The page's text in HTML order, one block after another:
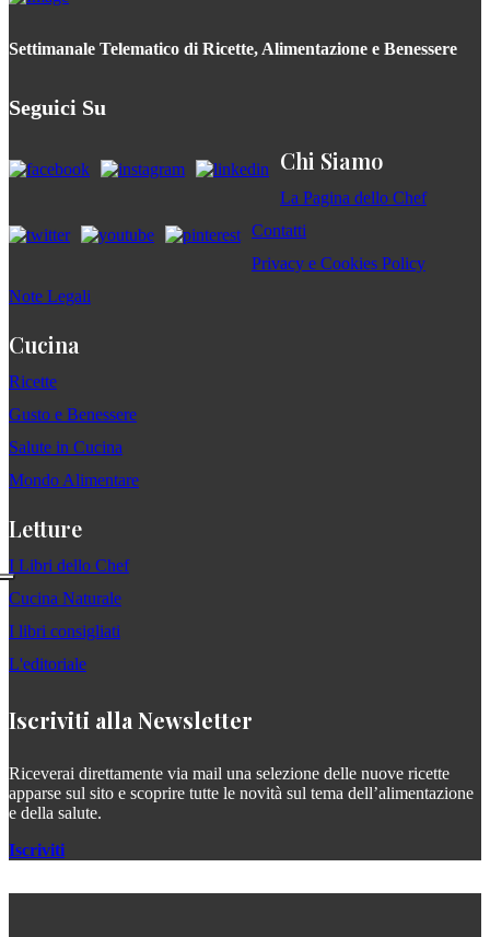
Settimanale Telematico di Ricette, Alimentazione e Benessere
Seguici Su
Chi Siamo
La Pagina dello Chef
Contatti
Privacy e Cookies Policy
Note Legali
Cucina
Ricette
Gusto e Benessere
Salute in Cucina
Mondo Alimentare
Letture
I Libri dello Chef
Cucina Naturale
I libri consigliati
L'editoriale
Iscriviti alla Newsletter
Riceverai direttamente via mail una selezione delle nuove ricette
apparse sul sito e scoprire tutte le novità sul tema dell’alimentazione
e della salute.
Iscriviti